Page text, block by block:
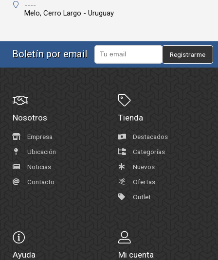
----
Melo, Cerro Largo - Uruguay
Boletín por email Registrarme
Nosotros
Empresa
Ubicación
Noticias
Contacto
Tienda
Destacados
Categorías
Nuevos
Ofertas
Outlet
Ayuda Mi cuenta